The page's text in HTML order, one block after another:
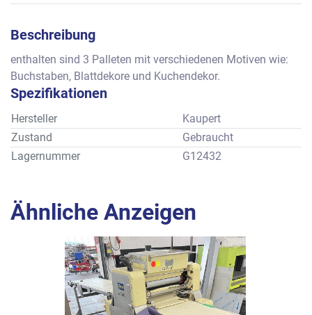
Beschreibung
enthalten sind 3 Palleten mit verschiedenen Motiven wie:
Buchstaben, Blattdekore und Kuchendekor.
Spezifikationen
Hersteller
Kaupert
Zustand
Gebraucht
Lagernummer
G12432
Ähnliche Anzeigen